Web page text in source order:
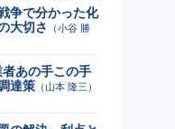
争で分かった化
大切さ
（小谷 勝
者あの手この手
達策 （山本 隆三 ）